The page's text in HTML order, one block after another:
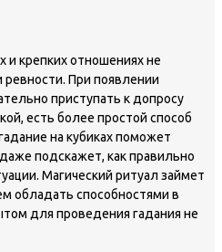
крепких отношениях не
ревности. При появлении
приступать к допросу
есть более простой способ
на кубиках поможет
подскажет, как правильно
Магический ритуал займет
обладать способностями в
для проведения гадания не